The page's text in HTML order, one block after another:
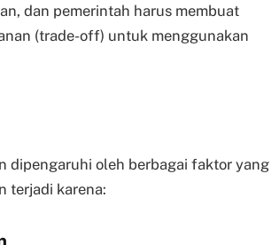
dan pemerintah harus membuat
(trade-off) untuk menggunakan
dipengaruhi oleh berbagai faktor yang
terjadi karena: